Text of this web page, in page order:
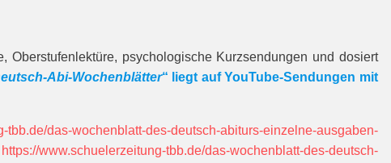
Oberstufenlektüre, psychologische Kurzsendungen und dosiert
Abi-Wochenblätter“ liegt auf YouTube-Sendungen mit
tbb.de/das-wochenblatt-des-deutsch-abiturs-einzelne-ausgaben-
https://www.schuelerzeitung-tbb.de/das-wochenblatt-des-deutsch-